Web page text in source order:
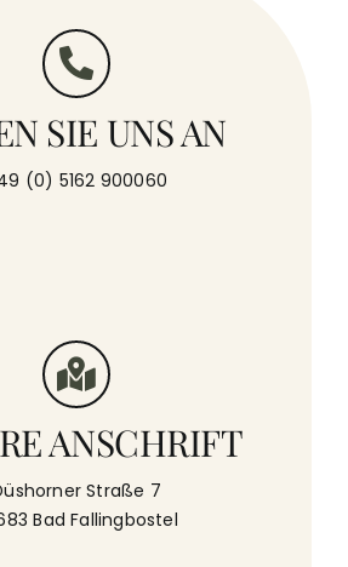
SIE UNS AN
(0) 5162 900060
ANSCHRIFT
Straße 7
Bad Fallingbostel